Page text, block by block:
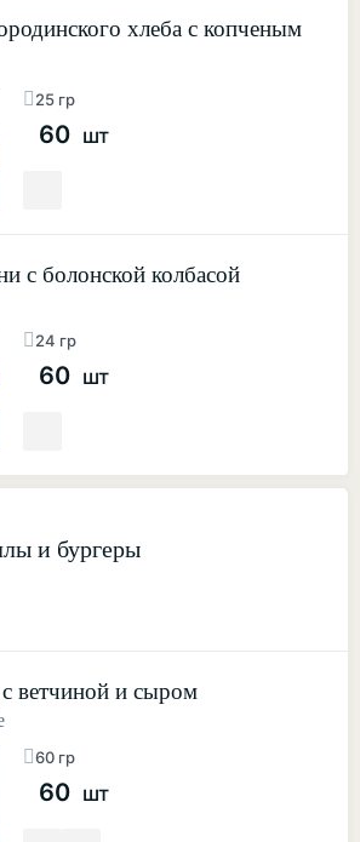
25 гр
хлеба с копченым
60 шт
24 гр
с болонской колбасой
60 шт
и бургеры
60 гр
ветчиной и сыром
60 шт